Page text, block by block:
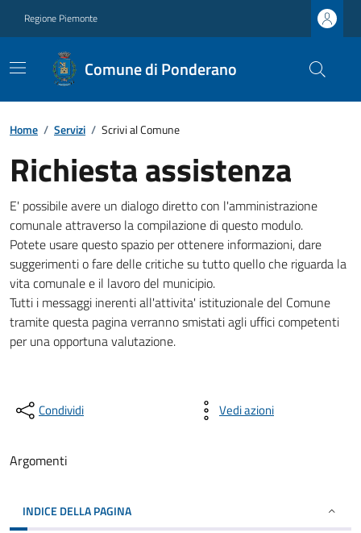
Regione Piemonte
Comune di Ponderano
Home / Servizi / Scrivi al Comune
Richiesta assistenza
E' possibile avere un dialogo diretto con l'amministrazione
comunale attraverso la compilazione di questo modulo.
Potete usare questo spazio per ottenere informazioni, dare
suggerimenti o fare delle critiche su tutto quello che riguarda la
vita comunale e il lavoro del municipio.
Tutti i messaggi inerenti all'attivita' istituzionale del Comune
tramite questa pagina verranno smistati agli uffici competenti
per una opportuna valutazione.
Condividi Vedi azioni
Argomenti
INDICE DELLA PAGINA